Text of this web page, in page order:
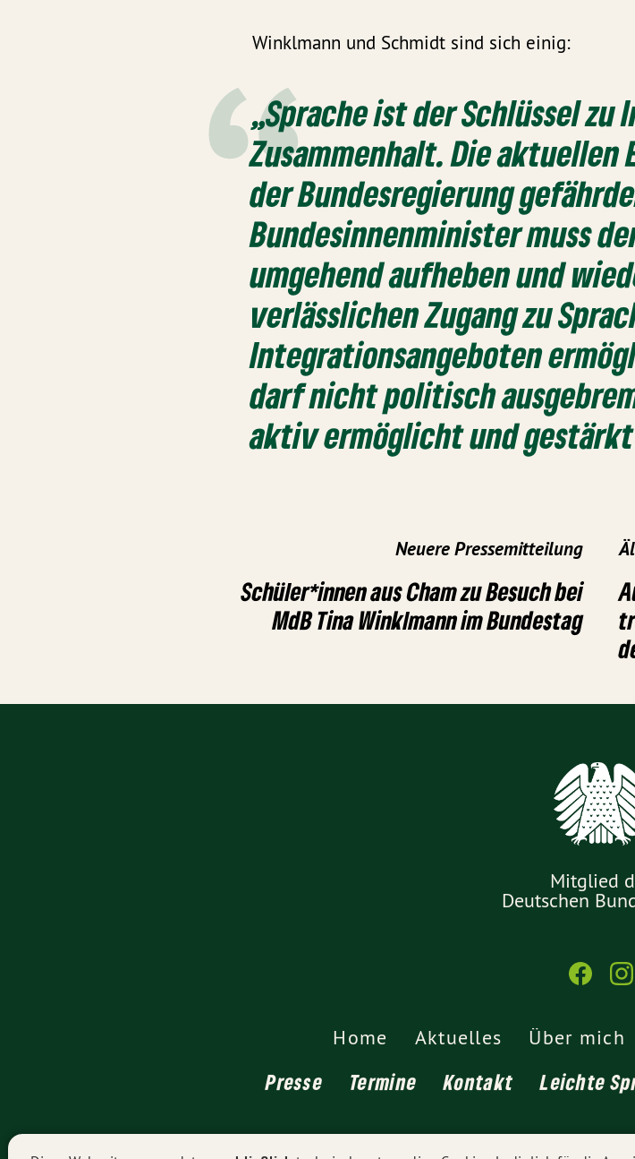
Winklmann und Schmidt sind sich einig:
„Sprache ist der Schlüssel
Zusammenhalt. Die aktuellen
der Bundesregierung
Bundesinnenminister muss
umgehend aufheben und
verlässlichen Zugang zu
Integrationsangeboten
darf nicht politisch
aktiv ermöglicht und
Neuere Pressemitteilung
Schüler*innen aus Cham zu Besuch bei
MdB Tina Winklmann im Bundestag
Mitglied
Deutschen
Home Aktuelles Über mich
Presse Termine Kontakt Leichte
© 2026 Tina Winklmann MdB -